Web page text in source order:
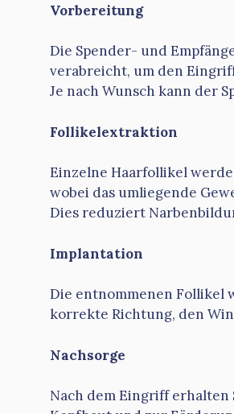
Vorbereitung
Die Spender- und
verabreicht, um den
Je nach Wunsch kann der
Follikelextraktion
Einzelne Haarfollikel
wobei das umliegende
Dies reduziert
Implantation
Die entnommenen Follikel
korrekte Richtung, den
Nachsorge
Nach dem Eingriff